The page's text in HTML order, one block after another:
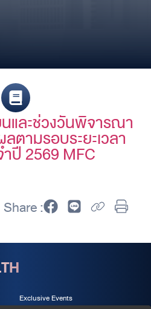
และช่วงวันพิจารณา
ตามรอบระยะเวลา
ปี 2569 MFC
Share :
Exclusive Events